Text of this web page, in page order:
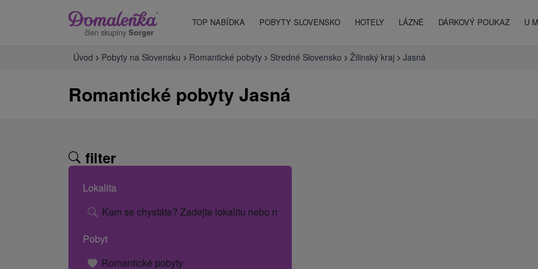
člen skupiny Sorger
TOP NABÍDKA POBYTY SLOVENSKO HOTELY LÁZNĚ DÁRKOVÝ POUKAZ U
Úvod Pobyty na Slovensku Romantické pobyty Stredné Slovensko Žilinský kraj Jasná
Romantické pobyty Jasná
filter
Lokalita
Kam se chystáte? Zadejte lokalitu nebo název hotelu.
Pobyt
Romantické pobyty